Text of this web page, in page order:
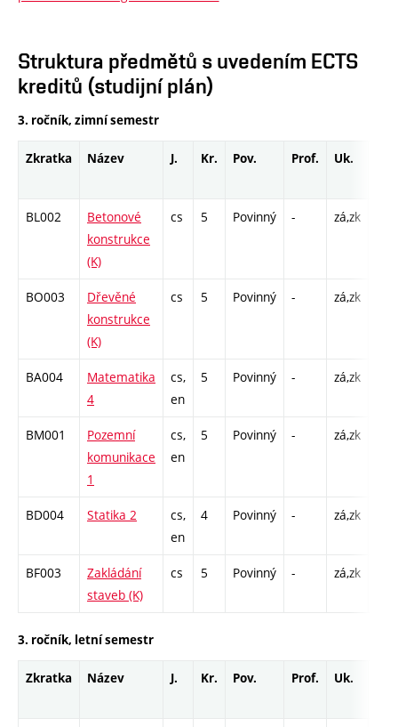
Struktura předmětů s uvedením ECTS
kreditů (studijní plán)
3. ročník, zimní semestr
Zkratka Název J. Kr. Pov. Prof. Uk.
BL002
Betonové
konstrukce
(K)
cs 5 Povinný - zá,zk
BO003
Dřevěné
konstrukce
(K)
cs 5 Povinný - zá,zk
BA004
Matematika
4
cs,
en
5 Povinný - zá,zk
BM001
Pozemní
komunikace
1
cs,
en
5 Povinný - zá,zk
BD004 Statika 2
cs,
en
4 Povinný - zá,zk
BF003
Zakládání
staveb (K)
cs 5 Povinný - zá,zk
3. ročník, letní semestr
Zkratka Název J. Kr. Pov. Prof. Uk.